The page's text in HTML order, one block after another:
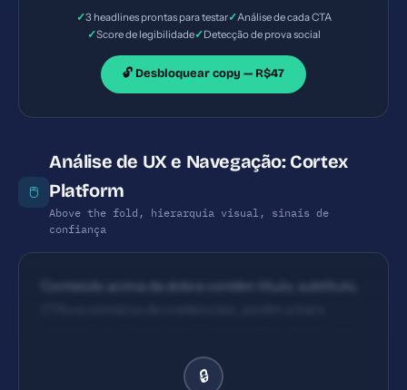
mas poderia haver mais CTAs orientados a ação (ex.:
com cores contrastantes e repetição ao longo da
✓3 headlines prontas para testar✓Análise de cada CTA
✓Score de legibilidade✓Detecção de prova social
🔓 Desbloquear copy — R$47
🖱️
Análise de UX e Navegação: Cortex
Platform
Above the fold, hierarquia visual, sinais de
confiança
Conteúdo acima da dobra contém título, subtítulo,
CTA mais destacado. Hierarquia básica presente
com seções bem definidas, porém a navegação
🔒